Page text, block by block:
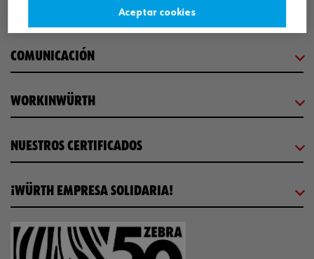
COMUNICACIÓN
WORKINWÜRTH
NUESTROS CERTIFICADOS
¡WÜRTH EMPRESA SOLIDARIA!
Aceptar cookies